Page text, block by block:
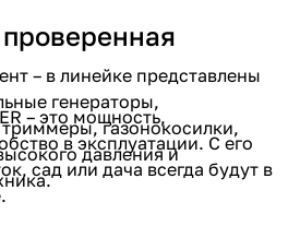
– в линейке представлены
генераторы,
газонокосилки,
давления и
– это мощность,
в эксплуатации. С его
сад или дача всегда будут в